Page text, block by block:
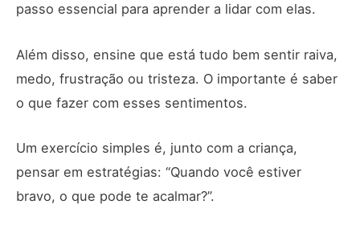
passo essencial para aprender a lidar com elas.
Além disso, ensine que está tudo bem sentir raiva,
medo, frustração ou tristeza. O importante é saber
o que fazer com esses sentimentos.
Um exercício simples é, junto com a criança,
pensar em estratégias: “Quando você estiver
bravo, o que pode te acalmar?”.